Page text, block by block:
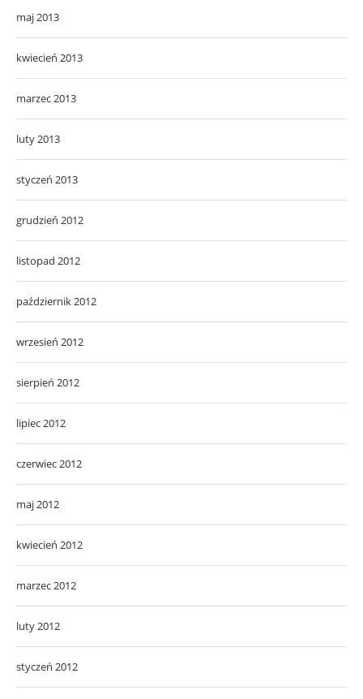
maj 2013
kwiecień 2013
marzec 2013
luty 2013
styczeń 2013
grudzień 2012
listopad 2012
październik 2012
wrzesień 2012
sierpień 2012
lipiec 2012
czerwiec 2012
maj 2012
kwiecień 2012
marzec 2012
luty 2012
styczeń 2012